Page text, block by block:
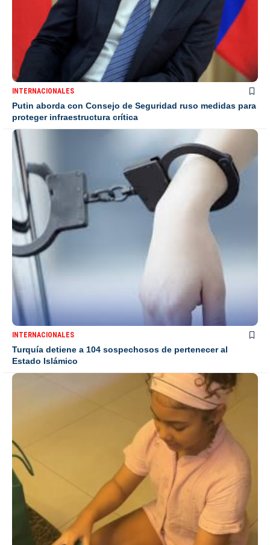
INTERNACIONALES
Putin aborda con Consejo de Seguridad ruso medidas para
proteger infraestructura crítica
INTERNACIONALES
Turquía detiene a 104 sospechosos de pertenecer al
Estado Islámico